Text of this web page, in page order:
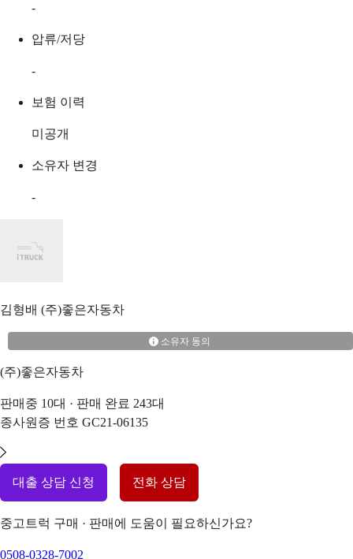
-
압류/저당
-
보험 이력
미공개
소유자 변경
-
김형배 (주)좋은자동차
소유자 동의
(주)좋은자동차
판매중 10대 · 판매 완료 243대
종사원증 번호 GC21-06135
대출 상담 신청 전화 상담
중고트럭 구매 · 판매에 도움이 필요하신가요?
0508-0328-7002